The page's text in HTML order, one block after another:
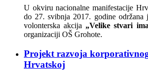
U okviru nacionalne manifestacije
do 27. svibnja 2017. godine održana
volonterska akcija „Velike stvari
organizaciji OŠ Grohote.
Projekt razvoja
Hrvatskoj